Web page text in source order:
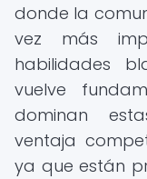
donde la
vez más
habilidades
vuelve
dominan
ventaja
ya que están